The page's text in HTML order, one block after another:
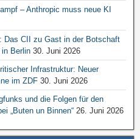
– Anthropic muss neue KI
Das CII zu Gast in der Botschaft
Berlin 30. Juni 2026
Infrastruktur: Neuer
im ZDF 30. Juni 2026
und die Folgen für den
„Buten un Binnen“ 26. Juni 2026